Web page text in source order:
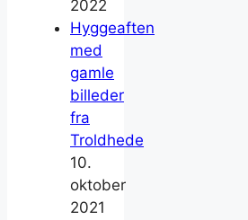
2022
Hyggeaften
med
gamle
billeder
fra
Troldhede
10.
oktober
2021